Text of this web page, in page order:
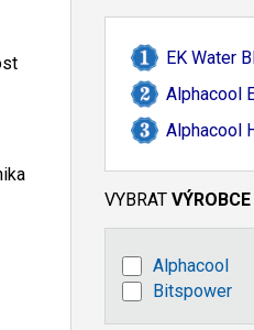
EK Water
Alphacool
Alphacool
VYBRAT VÝROBCE
Alphacool
Bitspower